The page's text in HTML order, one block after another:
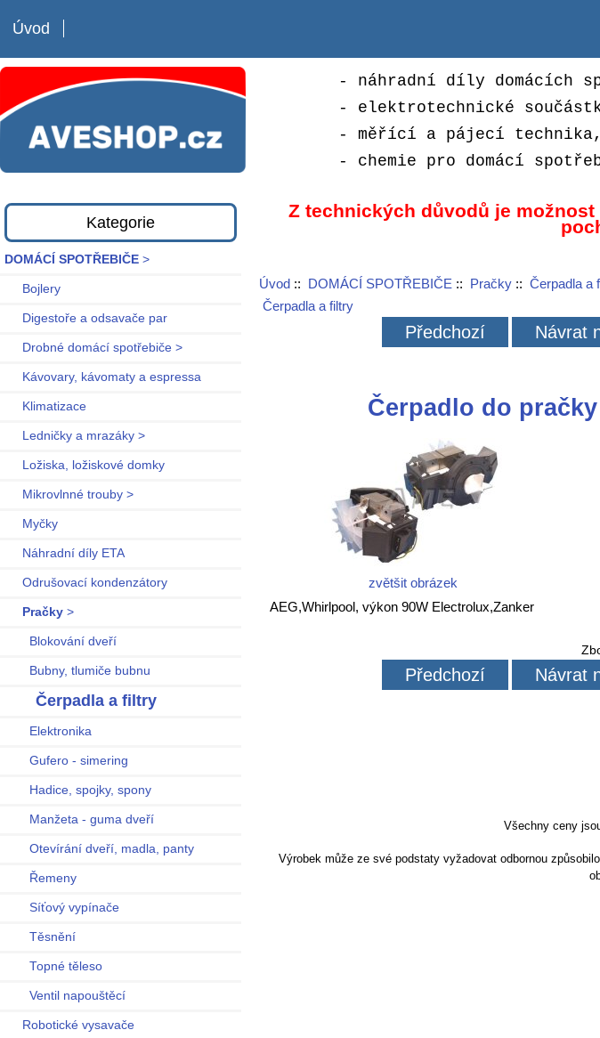
Úvod
- náhradní díly domácích
- elektrotechnické
- měřící a pájecí
- chemie pro domácí
Kategorie
DOMÁCÍ SPOTŘEBIČE >
Bojlery
Digestoře a odsavače par
Drobné domácí spotřebiče >
Kávovary, kávomaty a espressa
Klimatizace
Ledničky a mrazáky >
Ložiska, ložiskové domky
Mikrovlnné trouby >
Myčky
Náhradní díly ETA
Odrušovací kondenzátory
Pračky >
Blokování dveří
Bubny, tlumiče bubnu
Čerpadla a filtry
Elektronika
Gufero - simering
Hadice, spojky, spony
Manžeta - guma dveří
Otevírání dveří, madla, panty
Řemeny
Síťový vypínače
Těsnění
Topné těleso
Ventil napouštěcí
Robotické vysavače
Z technických důvodů je
Úvod:: DOMÁCÍ SPOTŘEBIČE :: Pračky:: Čerpadla a
Čerpadla a filtry
Předchozí Návrat
Čerpadlo do
zvětšit obrázek
AEG,Whirlpool, výkon 90W Electrolux,Zanker
Předchozí Návrat
Všechny ceny
Výrobek může ze své podstaty vyžadovat odbornou